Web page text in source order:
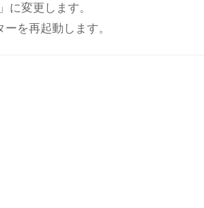
変更します。
を再起動します。